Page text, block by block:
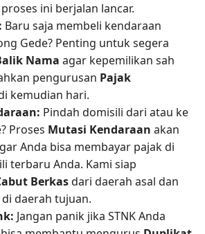
ini berjalan lancar.
Baru saja membeli kendaraan
Gede? Penting untuk segera
Nama agar kepemilikan sah
pengurusan Pajak
kemudian hari.
Pindah domisili dari atau ke
Proses Mutasi Kendaraan akan
Anda bisa membayar pajak di
terbaru Anda. Kami siap
Berkasdari daerah asal dan
daerah tujuan.
Jangan panik jika STNK Anda